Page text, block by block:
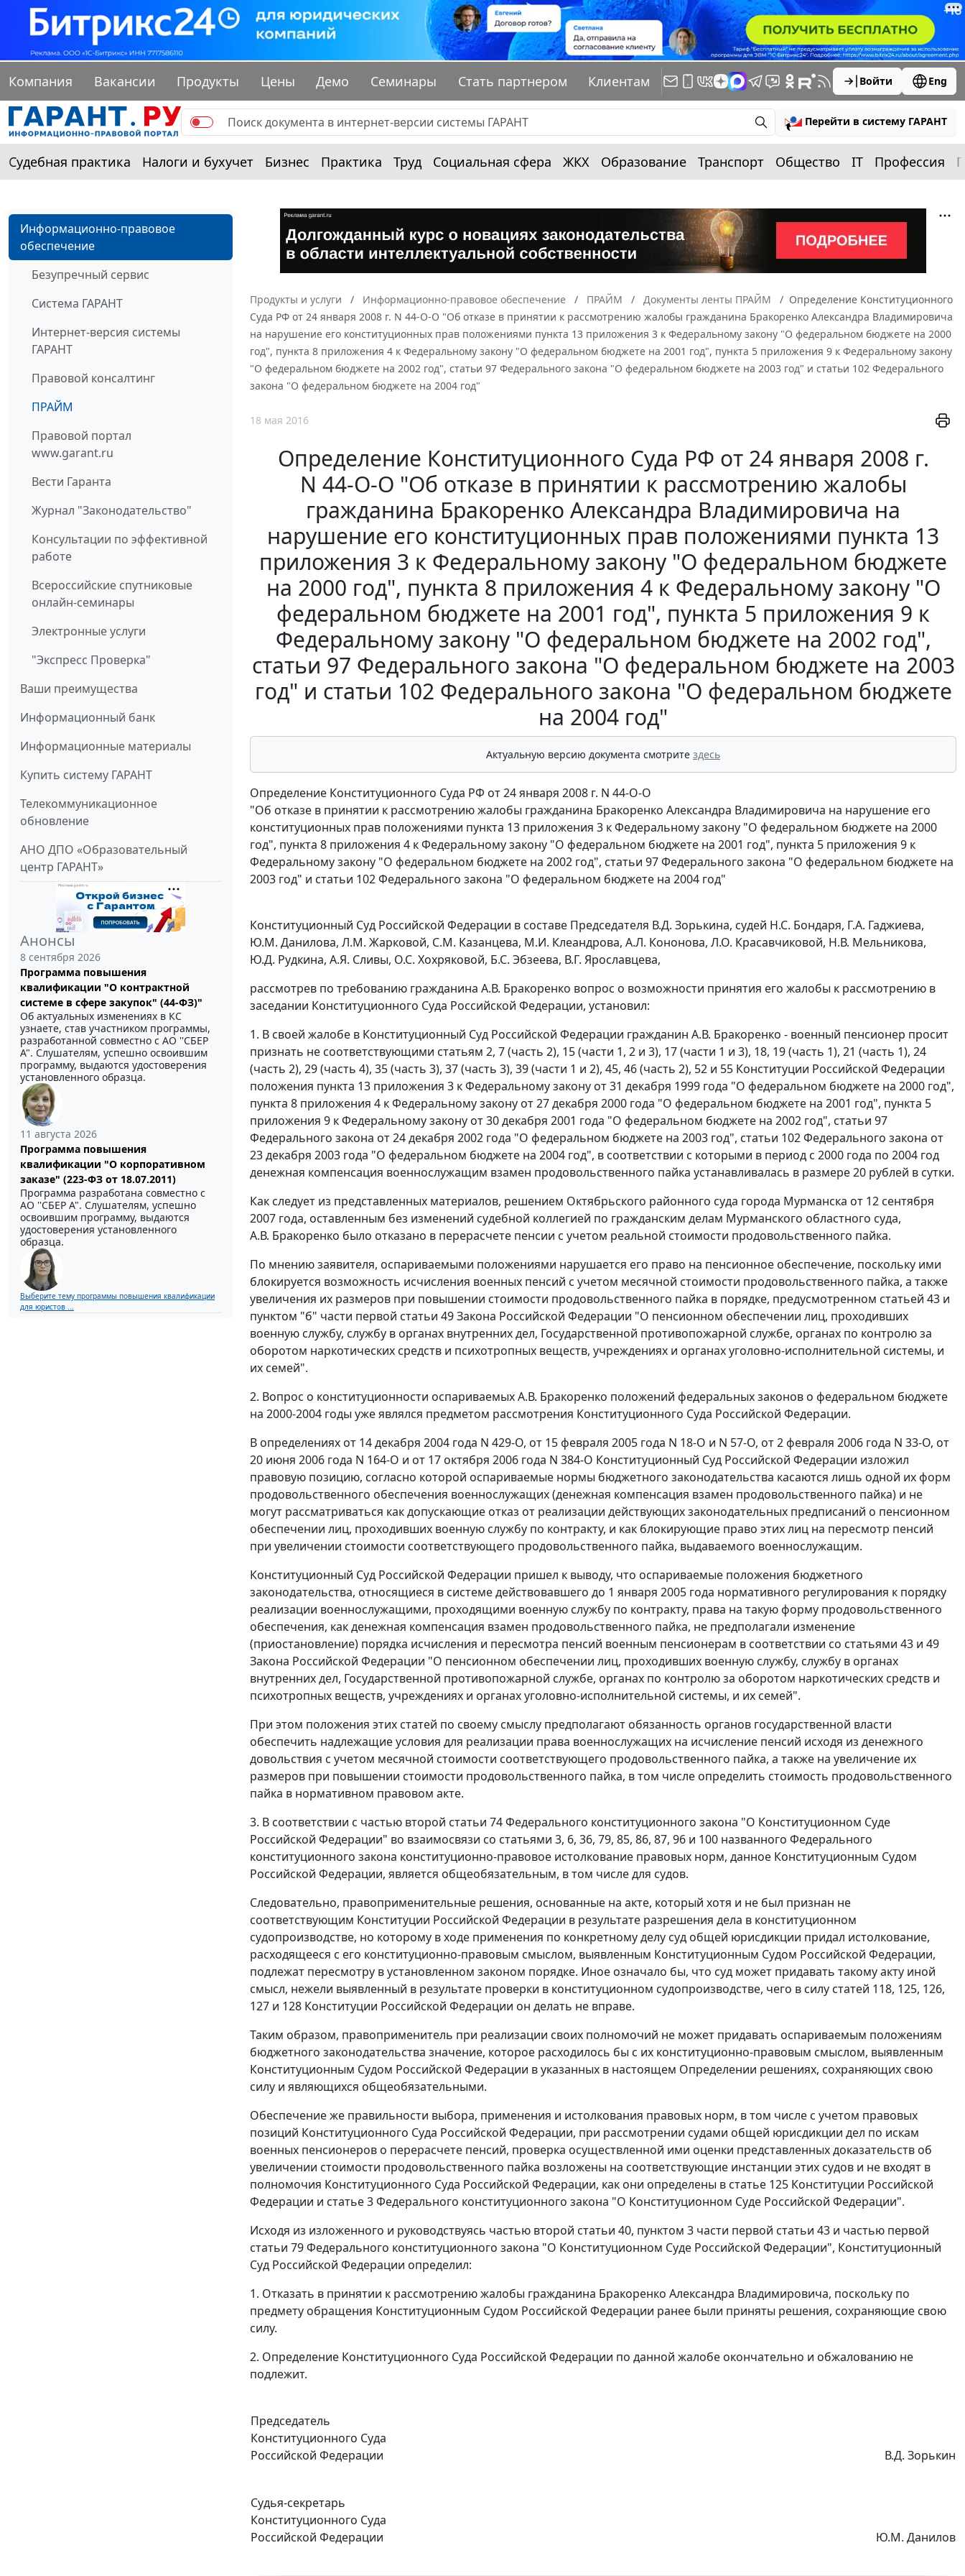
Компания Вакансии Продукты Цены Демо Семинары Стать партнером Клиентам Войти Eng
Перейти в систему ГАРАНТ
Судебная практика Налоги и бухучет Бизнес Практика Труд Социальная сфера ЖКХ Образование Транспорт Общество IT Профессия
Информационно-правовое
обеспечение
Безупречный сервис
Система ГАРАНТ
Интернет-версия системы
ГАРАНТ
Правовой консалтинг
ПРАЙМ
Правовой портал
www.garant.ru
Вести Гаранта
Журнал "Законодательство"
Консультации по эффективной
работе
Всероссийские спутниковые
онлайн-семинары
Электронные услуги
"Экспресс Проверка"
Ваши преимущества
Информационный банк
Информационные материалы
Купить систему ГАРАНТ
Телекоммуникационное
обновление
АНО ДПО «Образовательный
центр ГАРАНТ»
Анонсы
8 сентября 2026
Программа повышения
квалификации "О контрактной
системе в сфере закупок" (44-ФЗ)"
Об актуальных изменениях в КС
узнаете, став участником программы,
разработанной совместно с АО ''СБЕР
А". Слушателям, успешно освоившим
программу, выдаются удостоверения
установленного образца.
11 августа 2026
Программа повышения
квалификации "О корпоративном
заказе" (223-ФЗ от 18.07.2011)
Программа разработана совместно с
АО ''СБЕР А". Слушателям, успешно
освоившим программу, выдаются
удостоверения установленного
образца.
Выберите тему программы повышения квалификации
для юристов ...
Продукты и услуги Информационно-правовое обеспечение ПРАЙМ Документы ленты ПРАЙМ
Определение Конституционного
Суда РФ от 24 января 2008 г. N 44-О-О "Об отказе в принятии к рассмотрению жалобы гражданина Бракоренко Александра Владимировича
на нарушение его конституционных прав положениями пункта 13 приложения 3 к Федеральному закону "О федеральном бюджете на 2000
год", пункта 8 приложения 4 к Федеральному закону "О федеральном бюджете на 2001 год", пункта 5 приложения 9 к Федеральному закону
"О федеральном бюджете на 2002 год", статьи 97 Федерального закона "О федеральном бюджете на 2003 год" и статьи 102 Федерального
закона "О федеральном бюджете на 2004 год"
18 мая 2016
Определение Конституционного Суда РФ от 24 января 2008 г.
N 44-О-О "Об отказе в принятии к рассмотрению жалобы
гражданина Бракоренко Александра Владимировича на
нарушение его конституционных прав положениями пункта 13
приложения 3 к Федеральному закону "О федеральном бюджете
на 2000 год", пункта 8 приложения 4 к Федеральному закону "О
федеральном бюджете на 2001 год", пункта 5 приложения 9 к
Федеральному закону "О федеральном бюджете на 2002 год",
статьи 97 Федерального закона "О федеральном бюджете на 2003
год" и статьи 102 Федерального закона "О федеральном бюджете
на 2004 год"
Актуальную версию документа смотрите здесь
Определение Конституционного Суда РФ от 24 января 2008 г. N 44-О-О
"Об отказе в принятии к рассмотрению жалобы гражданина Бракоренко Александра Владимировича на нарушение его
конституционных прав положениями пункта 13 приложения 3 к Федеральному закону "О федеральном бюджете на 2000
год", пункта 8 приложения 4 к Федеральному закону "О федеральном бюджете на 2001 год", пункта 5 приложения 9 к
Федеральному закону "О федеральном бюджете на 2002 год", статьи 97 Федерального закона "О федеральном бюджете на
2003 год" и статьи 102 Федерального закона "О федеральном бюджете на 2004 год"
Конституционный Суд Российской Федерации в составе Председателя В.Д. Зорькина, судей Н.С. Бондаря, Г.А. Гаджиева,
Ю.М. Данилова, Л.М. Жарковой, С.М. Казанцева, М.И. Клеандрова, А.Л. Кононова, Л.О. Красавчиковой, Н.В. Мельникова,
Ю.Д. Рудкина, А.Я. Сливы, О.С. Хохряковой, Б.С. Эбзеева, В.Г. Ярославцева,
рассмотрев по требованию гражданина А.В. Бракоренко вопрос о возможности принятия его жалобы к рассмотрению в
заседании Конституционного Суда Российской Федерации, установил:
1. В своей жалобе в Конституционный Суд Российской Федерации гражданин А.В. Бракоренко - военный пенсионер просит
признать не соответствующими статьям 2, 7 (часть 2), 15 (части 1, 2 и 3), 17 (части 1 и 3), 18, 19 (часть 1), 21 (часть 1), 24
(часть 2), 29 (часть 4), 35 (часть 3), 37 (часть 3), 39 (части 1 и 2), 45, 46 (часть 2), 52 и 55 Конституции Российской Федерации
положения пункта 13 приложения 3 кФедеральному закону от 31 декабря 1999 года "О федеральном бюджете на 2000 год",
пункта 8 приложения 4 кФедеральному закону от 27 декабря 2000 года "О федеральном бюджете на 2001 год", пункта 5
приложения 9 кФедеральному закону от 30 декабря 2001 года "О федеральном бюджете на 2002 год", статьи 97
Федерального закона от 24 декабря 2002 года "О федеральном бюджете на 2003 год", статьи 102Федерального закона от
23 декабря 2003 года "О федеральном бюджете на 2004 год", в соответствии с которыми в период с 2000 года по 2004 год
денежная компенсация военнослужащим взамен продовольственного пайка устанавливалась в размере 20 рублей в сутки.
Как следует из представленных материалов, решением Октябрьского районного суда города Мурманска от 12 сентября
2007 года, оставленным без изменений судебной коллегией по гражданским делам Мурманского областного суда,
А.В. Бракоренко было отказано в перерасчете пенсии с учетом реальной стоимости продовольственного пайка.
По мнению заявителя, оспариваемыми положениями нарушается его право на пенсионное обеспечение, поскольку ими
блокируется возможность исчисления военных пенсий с учетом месячной стоимости продовольственного пайка, а также
увеличения их размеров при повышении стоимости продовольственного пайка в порядке, предусмотренном статьей 43 и
пунктом "б" части первой статьи 49Закона Российской Федерации "О пенсионном обеспечении лиц, проходивших
военную службу, службу в органах внутренних дел, Государственной противопожарной службе, органах по контролю за
оборотом наркотических средств и психотропных веществ, учреждениях и органах уголовно-исполнительной системы, и
их семей".
2. Вопрос о конституционности оспариваемых А.В. Бракоренко положений федеральных законов о федеральном бюджете
на 2000-2004 годы уже являлся предметом рассмотрения Конституционного Суда Российской Федерации.
В определениях от 14 декабря 2004 года N 429-О, от 15 февраля 2005 года N 18-О и N 57-О, от 2 февраля 2006 года N 33-О, от
20 июня 2006 года N 164-О и от 17 октября 2006 года N 384-О Конституционный Суд Российской Федерации изложил
правовую позицию, согласно которой оспариваемые нормы бюджетного законодательства касаются лишь одной их форм
продовольственного обеспечения военнослужащих (денежная компенсация взамен продовольственного пайка) и не
могут рассматриваться как допускающие отказ от реализации действующих законодательных предписаний о пенсионном
обеспечении лиц, проходивших военную службу по контракту, и как блокирующие право этих лиц на пересмотр пенсий
при увеличении стоимости соответствующего продовольственного пайка, выдаваемого военнослужащим.
Конституционный Суд Российской Федерации пришел к выводу, что оспариваемые положения бюджетного
законодательства, относящиеся в системе действовавшего до 1 января 2005 года нормативного регулирования к порядку
реализации военнослужащими, проходящими военную службу по контракту, права на такую форму продовольственного
обеспечения, как денежная компенсация взамен продовольственного пайка, не предполагали изменение
(приостановление) порядка исчисления и пересмотра пенсий военным пенсионерам в соответствии со статьями 43 и 49
Закона Российской Федерации "О пенсионном обеспечении лиц, проходивших военную службу, службу в органах
внутренних дел, Государственной противопожарной службе, органах по контролю за оборотом наркотических средств и
психотропных веществ, учреждениях и органах уголовно-исполнительной системы, и их семей".
При этом положения этих статей по своему смыслу предполагают обязанность органов государственной власти
обеспечить надлежащие условия для реализации права военнослужащих на исчисление пенсий исходя из денежного
довольствия с учетом месячной стоимости соответствующего продовольственного пайка, а также на увеличение их
размеров при повышении стоимости продовольственного пайка, в том числе определить стоимость продовольственного
пайка в нормативном правовом акте.
3. В соответствии с частью второй статьи 74Федерального конституционного закона "О Конституционном Суде
Российской Федерации" во взаимосвязи со статьями 3, 6, 36, 79, 85, 86, 87, 96 и 100 названного Федерального
конституционного закона конституционно-правовое истолкование правовых норм, данное Конституционным Судом
Российской Федерации, является общеобязательным, в том числе для судов.
Следовательно, правоприменительные решения, основанные на акте, который хотя и не был признан не
соответствующим Конституции Российской Федерации в результате разрешения дела в конституционном
судопроизводстве, но которому в ходе применения по конкретному делу суд общей юрисдикции придал истолкование,
расходящееся с его конституционно-правовым смыслом, выявленным Конституционным Судом Российской Федерации,
подлежат пересмотру в установленном законом порядке. Иное означало бы, что суд может придавать такому акту иной
смысл, нежели выявленный в результате проверки в конституционном судопроизводстве, чего в силу статей 118, 125, 126,
127 и 128 Конституции Российской Федерации он делать не вправе.
Таким образом, правоприменитель при реализации своих полномочий не может придавать оспариваемым положениям
бюджетного законодательства значение, которое расходилось бы с их конституционно-правовым смыслом, выявленным
Конституционным Судом Российской Федерации в указанных в настоящем Определении решениях, сохраняющих свою
силу и являющихся общеобязательными.
Обеспечение же правильности выбора, применения и истолкования правовых норм, в том числе с учетом правовых
позиций Конституционного Суда Российской Федерации, при рассмотрении судами общей юрисдикции дел по искам
военных пенсионеров о перерасчете пенсий, проверка осуществленной ими оценки представленных доказательств об
увеличении стоимости продовольственного пайка возложены на соответствующие инстанции этих судов и не входят в
полномочия Конституционного Суда Российской Федерации, как они определены в статье 125 Конституции Российской
Федерации и статье 3Федерального конституционного закона "О Конституционном Суде Российской Федерации".
Исходя из изложенного и руководствуясь частью второй статьи 40, пунктом 3 части первой статьи 43 и частью первой
статьи 79Федерального конституционного закона "О Конституционном Суде Российской Федерации", Конституционный
Суд Российской Федерации определил:
1. Отказать в принятии к рассмотрению жалобы гражданина Бракоренко Александра Владимировича, поскольку по
предмету обращения Конституционным Судом Российской Федерации ранее были приняты решения, сохраняющие свою
силу.
2. Определение Конституционного Суда Российской Федерации по данной жалобе окончательно и обжалованию не
подлежит.
Председатель
Конституционного Суда
Российской Федерации
В.Д. Зорькин
Судья-секретарь
Конституционного Суда
Российской Федерации
Ю.М. Данилов